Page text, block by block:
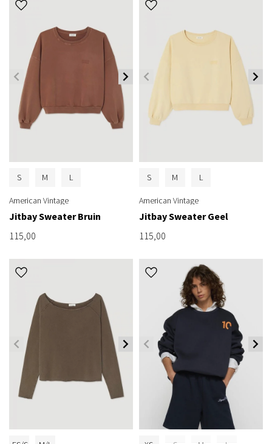
S M L
American Vintage
Jitbay Sweater Bruin
115,00
S M L
American Vintage
Jitbay Sweater Geel
115,00